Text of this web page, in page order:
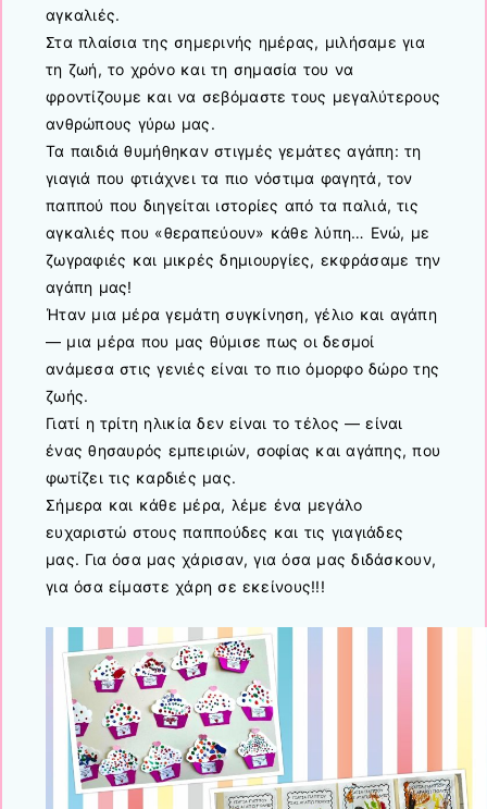
αγκαλιές.
Στα πλαίσια της σημερινής ημέρας, μιλήσαμε για
τη ζωή, το χρόνο και τη σημασία του να
φροντίζουμε και να σεβόμαστε τους μεγαλύτερους
ανθρώπους γύρω μας.
Τα παιδιά θυμήθηκαν στιγμές γεμάτες αγάπη: τη
γιαγιά που φτιάχνει τα πιο νόστιμα φαγητά, τον
παππού που διηγείται ιστορίες από τα παλιά, τις
αγκαλιές που «θεραπεύουν» κάθε λύπη… Ενώ, με
ζωγραφιές και μικρές δημιουργίες, εκφράσαμε την
αγάπη μας!
Ήταν μια μέρα γεμάτη συγκίνηση, γέλιο και αγάπη
— μια μέρα που μας θύμισε πως οι δεσμοί
ανάμεσα στις γενιές είναι το πιο όμορφο δώρο της
ζωής.
Γιατί η τρίτη ηλικία δεν είναι το τέλος — είναι
ένας θησαυρός εμπειριών, σοφίας και αγάπης, που
φωτίζει τις καρδιές μας.
Σήμερα και κάθε μέρα, λέμε ένα μεγάλο
ευχαριστώ στους παππούδες και τις γιαγιάδες
μας. Για όσα μας χάρισαν, για όσα μας διδάσκουν,
για όσα είμαστε χάρη σε εκείνους!!!